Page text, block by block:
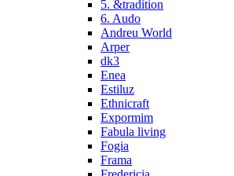
5. &tradition
6. Audo
Andreu World
Arper
dk3
Enea
Estiluz
Ethnicraft
Expormim
Fabula living
Fogia
Frama